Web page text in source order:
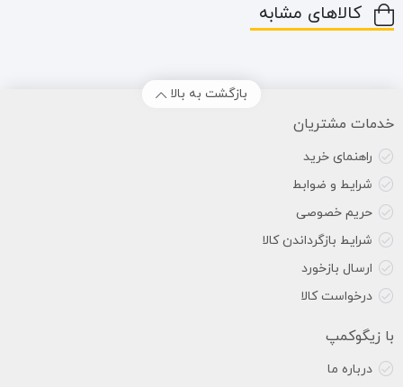
کالاهای مشابه
بازگشت به بالا
خدمات مشتریان
راهنمای خرید
شرایط و ضوابط
حریم خصوصی
شرایط بازگرداندن کالا
ارسال بازخورد
درخواست کالا
با زیگوکمپ
درباره ما